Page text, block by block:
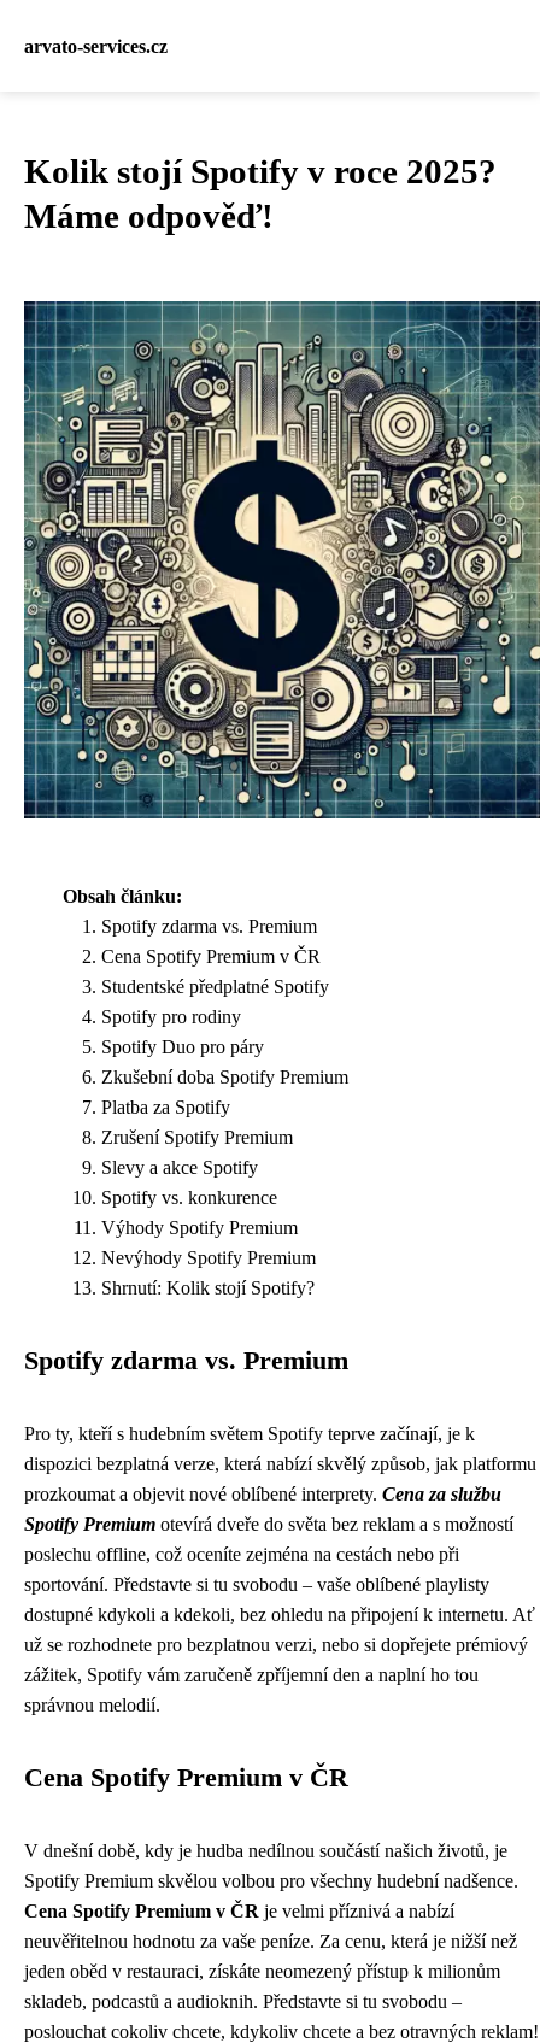
arvato-services.cz
Kolik stojí Spotify v roce 2025?
Máme odpověď!
Obsah článku:
Spotify zdarma vs. Premium
Cena Spotify Premium v ČR
Studentské předplatné Spotify
Spotify pro rodiny
Spotify Duo pro páry
Zkušební doba Spotify Premium
Platba za Spotify
Zrušení Spotify Premium
Slevy a akce Spotify
Spotify vs. konkurence
Výhody Spotify Premium
Nevýhody Spotify Premium
Shrnutí: Kolik stojí Spotify?
Spotify zdarma vs. Premium
Pro ty, kteří s hudebním světem Spotify teprve začínají, je k
dispozici bezplatná verze, která nabízí skvělý způsob, jak platformu
prozkoumat a objevit nové oblíbené interprety. Cena za službu
Spotify Premium otevírá dveře do světa bez reklam a s možností
poslechu offline, což oceníte zejména na cestách nebo při
sportování. Představte si tu svobodu – vaše oblíbené playlisty
dostupné kdykoli a kdekoli, bez ohledu na připojení k internetu. Ať
už se rozhodnete pro bezplatnou verzi, nebo si dopřejete prémiový
zážitek, Spotify vám zaručeně zpříjemní den a naplní ho tou
správnou melodií.
Cena Spotify Premium v ČR
V dnešní době, kdy je hudba nedílnou součástí našich životů, je
Spotify Premium skvělou volbou pro všechny hudební nadšence.
Cena Spotify Premium v ČR je velmi příznivá a nabízí
neuvěřitelnou hodnotu za vaše peníze. Za cenu, která je nižší než
jeden oběd v restauraci, získáte neomezený přístup k milionům
skladeb, podcastů a audioknih. Představte si tu svobodu –
poslouchat cokoliv chcete, kdykoliv chcete a bez otravných reklam!